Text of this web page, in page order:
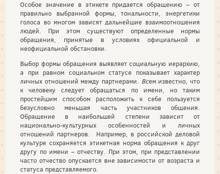
Особое значение в этикете придается обращению – от
правильно выбранной формы, тональности, энергетики
голоса во многом зависят дальнейшие взаимоотношения
людей. При этом существуют определенные нормы
обращения, принятые в условиях официальной и
неофициальной обстановки.
Выбор формы обращения выявляет социальную иерархию,
а при равном социальном статусе показывает характер
личных отношений между партнерами. Всем известно, что
к человеку следует обращаться по имени, но таким
простейшим способом расположить к себе пользуется
безусловно меньшая часть участников общения.
Обращение в наибольшей степени зависит от
национально-культурных особенностей и личных
отношений партнеров. Например, в российской деловой
культуре сохраняется этикетная норма обращения к друг
другу по имени – отчеству. При этом, при представлении
часто отчество опускается вне зависимости от возраста и
статуса представляемого.